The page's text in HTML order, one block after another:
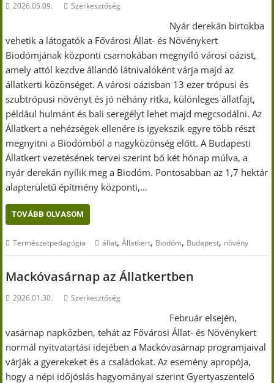
2026.05.09. Szerkesztőség
Nyár derekán birtokba
vehetik a látogatók a Fővárosi Állat- és Növénykert
Biodómjának központi csarnokában megnyíló városi oázist,
amely attól kezdve állandó látnivalóként várja majd az
állatkerti közönséget. A városi oázisban 13 ezer trópusi és
szubtrópusi növényt és jó néhány ritka, különleges állatfajt,
például hulmánt és bali seregélyt lehet majd megcsodálni. Az
Állatkert a nehézségek ellenére is igyekszik egyre több részt
megnyitni a Biodómból a nagyközönség előtt. A Budapesti
Állatkert vezetésének tervei szerint bő két hónap múlva, a
nyár derekán nyílik meg a Biodóm. Pontosabban az 1,7 hektár
alapterületű építmény központi,…
TOVÁBB OLVASOM
Természetpedagógia állat,Állatkert, Biodóm, Budapest, növény
Mackóvasárnap az Állatkertben
2026.01.30. Szerkesztőség
Február elsején,
vasárnap napközben, tehát az Fővárosi Állat- és Növénykert
normál nyitvatartási idejében a Mackóvasárnap programjaival
várják a gyerekeket és a családokat. Az esemény apropója,
hogy a népi időjóslás hagyományai szerint Gyertyaszentelő